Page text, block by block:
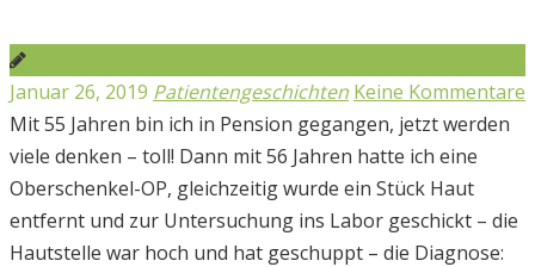
Januar 26, 2019 Patientengeschichten Keine Kommentare
Mit 55 Jahren bin ich in Pension gegangen, jetzt werden
viele denken – toll! Dann mit 56 Jahren hatte ich eine
Oberschenkel-OP, gleichzeitig wurde ein Stück Haut
entfernt und zur Untersuchung ins Labor geschickt – die
Hautstelle war hoch und hat geschuppt – die Diagnose: